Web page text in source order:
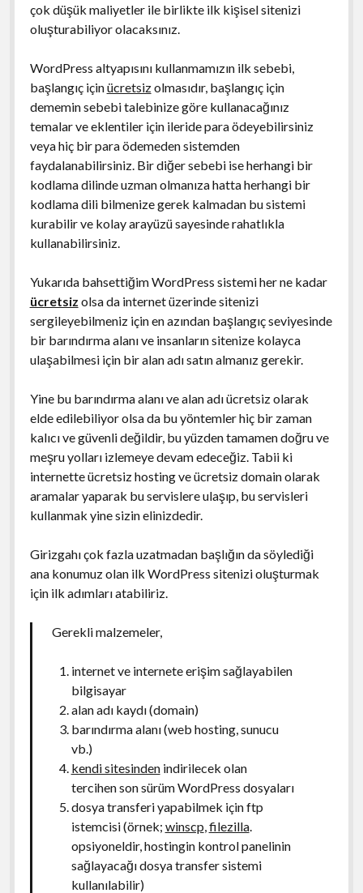
çok düşük maliyetler ile birlikte ilk kişisel sitenizi
oluşturabiliyor olacaksınız.
WordPress altyapısını kullanmamızın ilk sebebi,
başlangıç içinücretsizolmasıdır, başlangıç için
dememin sebebi talebinize göre kullanacağınız
temalar ve eklentiler için ileride para ödeyebilirsiniz
veya hiç bir para ödemeden sistemden
faydalanabilirsiniz. Bir diğer sebebi ise herhangi bir
kodlama dilinde uzman olmanıza hatta herhangi bir
kodlama dili bilmenize gerek kalmadan bu sistemi
kurabilir ve kolay arayüzü sayesinde rahatlıkla
kullanabilirsiniz.
Yukarıda bahsettiğim WordPress sistemi her ne kadar
ücretsiz olsa da internet üzerinde sitenizi
sergileyebilmeniz için en azından başlangıç seviyesinde
bir barındırma alanı ve insanların sitenize kolayca
ulaşabilmesi için bir alan adı satın almanız gerekir.
Yine bu barındırma alanı ve alan adı ücretsiz olarak
elde edilebiliyor olsa da bu yöntemler hiç bir zaman
kalıcı ve güvenli değildir, bu yüzden tamamen doğru ve
meşru yolları izlemeye devam edeceğiz. Tabii ki
internette ücretsiz hosting ve ücretsiz domain olarak
aramalar yaparak bu servislere ulaşıp, bu servisleri
kullanmak yine sizin elinizdedir.
Girizgahı çok fazla uzatmadan başlığın da söylediği
ana konumuz olan ilk WordPress sitenizi oluşturmak
için ilk adımları atabiliriz.
Gerekli malzemeler,
internet ve internete erişim sağlayabilen
bilgisayar
alan adı kaydı (domain)
barındırma alanı (web hosting, sunucu
vb.)
kendi sitesindenindirilecek olan
tercihen son sürüm WordPress dosyaları
dosya transferi yapabilmek için ftp
istemcisi (örnek; winscp filezilla.
opsiyoneldir, hostingin kontrol panelinin
sağlayacağı dosya transfer sistemi
kullanılabilir)